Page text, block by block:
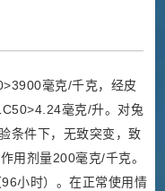
毫克/千克，经皮
毫克/升。对兔
条件下，无致突变，致
用剂量200毫克/千克。
小时）。在正常使用情